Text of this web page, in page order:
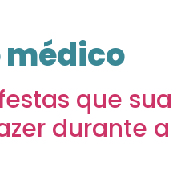
médico
que sua
durante a